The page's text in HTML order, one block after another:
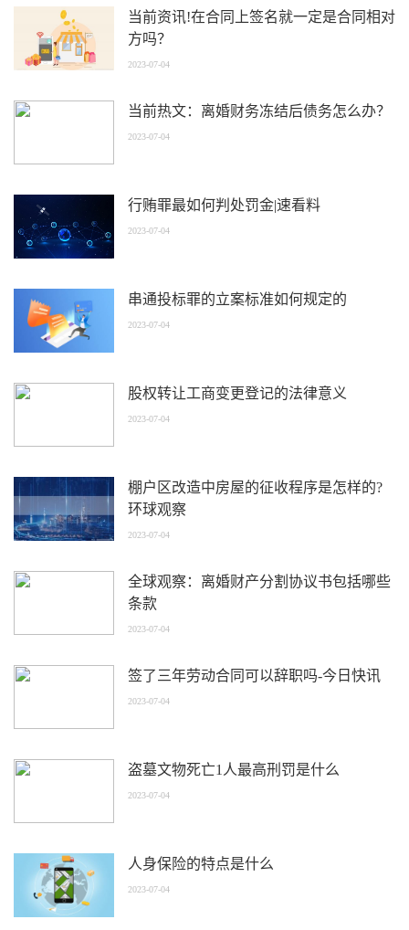
当前资讯!在合同上签名就一定是合同相对
方吗？
2023-07-04
当前热文：离婚财务冻结后债务怎么办？
2023-07-04
行贿罪最如何判处罚金|速看料
2023-07-04
串通投标罪的立案标准如何规定的
2023-07-04
股权转让工商变更登记的法律意义
2023-07-04
棚户区改造中房屋的征收程序是怎样的?
环球观察
2023-07-04
全球观察：离婚财产分割协议书包括哪些
条款
2023-07-04
签了三年劳动合同可以辞职吗-今日快讯
2023-07-04
盗墓文物死亡1人最高刑罚是什么
2023-07-04
人身保险的特点是什么
2023-07-04